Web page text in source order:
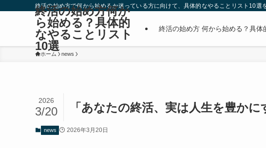
終活の始め方で何から始めるか迷っている方に向けて、具体的なやることリスト10
終活の始め方何か
ら始める？具体的
なやることリスト
10選
終活の始め方 何から始める？具
ホーム news
「あなたの終活、実は人生を豊か
2026
3/20
news 2026年3月20日